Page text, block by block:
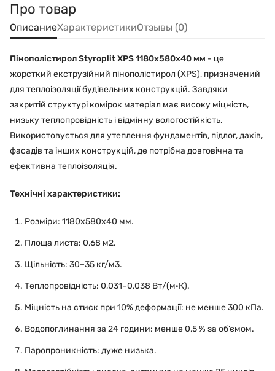
Про товар
ОписаниеХарактеристикиОтзывы (0)
Пінополістирол Styroplit XPS 1180x580x40 мм - це
жорсткий екструзійний пінополістирол (XPS), призначений
для теплоізоляції будівельних конструкцій. Завдяки
закритій структурі комірок матеріал має високу міцність,
низьку теплопровідність і відмінну вологостійкість.
Використовується для утеплення фундаментів, підлог, дахів,
фасадів та інших конструкцій, де потрібна довговічна та
ефективна теплоізоляція.
Технічні характеристики:
Розміри: 1180x580x40 мм.
Площа листа: 0,68 м2.
Щільність: 30–35 кг/м3.
Теплопровідність: 0,031–0,038 Вт/(м·К).
Міцність на стиск при 10% деформації: не менше 300 кПа.
Водопоглинання за 24 години: менше 0,5 % за об’ємом.
Паропроникність: дуже низька.